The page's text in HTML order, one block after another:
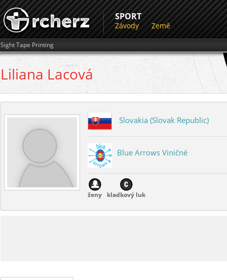
SPORT
Závody Země
Sight Tape Printing
Liliana Lacová
Slovakia (Slovak Republic)
Blue Arrows Viničné
ženy kladkový luk